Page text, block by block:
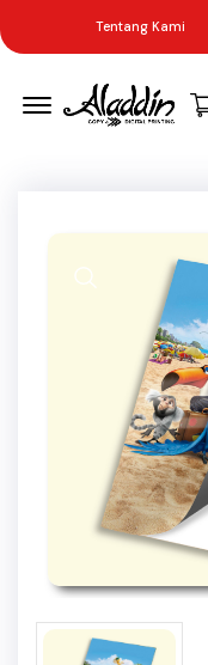
Tentang Kami
Menu Open